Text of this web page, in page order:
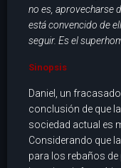
no es, aprovecharse
está convencido de
seguir. Es el
Sinopsis
Daniel, un
conclusión de que
sociedad actual es
Considerando que
para los rebaños